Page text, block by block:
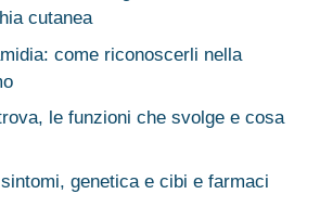
cutanea
come riconoscerli nella
le funzioni che svolge e cosa
genetica e cibi e farmaci